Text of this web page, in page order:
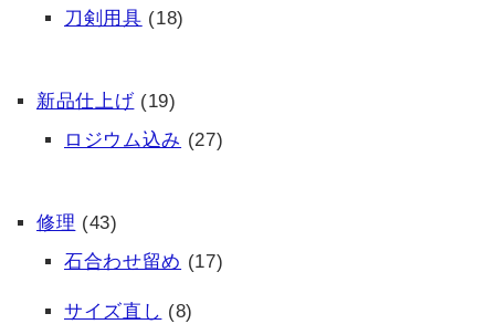
刀剣用具 (18)
新品仕上げ (19)
ロジウム込み (27)
修理 (43)
石合わせ留め (17)
サイズ直し (8)